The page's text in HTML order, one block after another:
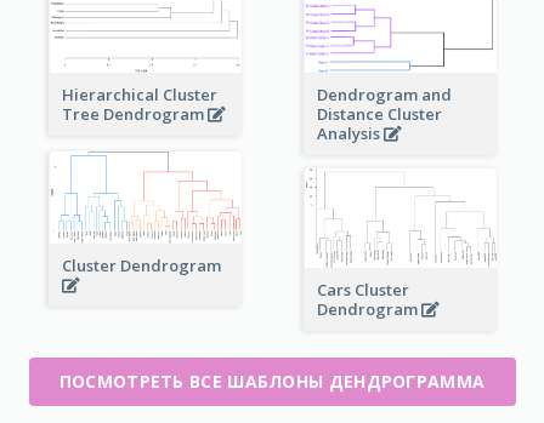
Dendrogram and
Distance Cluster
Analysis
Hierarchical Cluster
Tree Dendrogram
Cluster Dendrogram
Cars Cluster
Dendrogram
ПОСМОТРЕТЬ ВСЕ ШАБЛОНЫ ДЕНДРОГРАММА